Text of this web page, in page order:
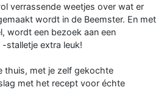
verrassende weetjes over wat er
wordt in de Beemster. En met
wordt een bezoek aan een
stalletje extra leuk!
thuis, met je zelf gekochte
met het recept voor échte